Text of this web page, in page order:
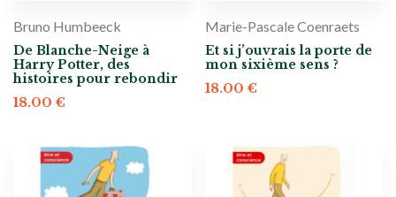
Bruno Humbeeck
De Blanche-Neige à
Harry Potter, des
histoires pour rebondir
18.00 €
Marie-Pascale Coenraets
Et si j’ouvrais la porte de
mon sixième sens ?
18.00 €